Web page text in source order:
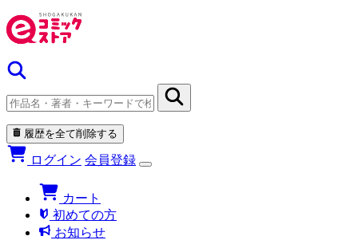
履歴を全て削除する
ログイン 会員登録
カート
初めての方
お知らせ